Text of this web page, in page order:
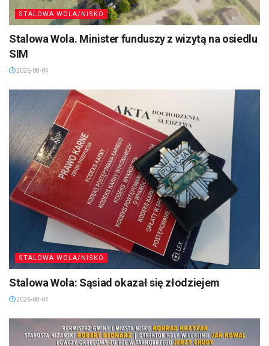
STALOWA WOLA/NISKO
Stalowa Wola. Minister funduszy z wizytą na osiedlu
SIM
2026-08-04
STALOWA WOLA/NISKO
Stalowa Wola: Sąsiad okazał się złodziejem
2026-08-04